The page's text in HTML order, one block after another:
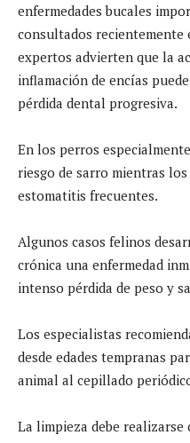
enfermedades bucales
consultados recientemente
expertos advierten que la
inflamación de encías
pérdida dental progresiva.
En los perros
riesgo de sarro mientras
estomatitis frecuentes.
Algunos casos felinos
crónica una enfermedad
intenso pérdida de peso y
Los especialistas
desde edades tempranas
animal al cepillado
La limpieza debe realizarse